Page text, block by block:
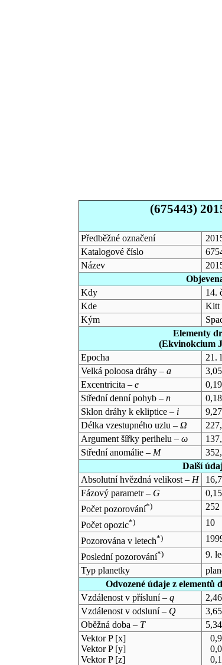
(675443)
Předběžné označení
Katalogové číslo
Název
Kdy
14.
Kde
Kitt
Kým
Elementy
(Ekvinokcium
Epocha
21.
Velká poloosa dráhy – a
Excentricita – e
Střední denní pohyb – n
Sklon dráhy k ekliptice – i
Délka vzestupného uzlu – Ω
Argument šířky perihelu – ω
Střední anomálie – M
Další
Absolutní hvězdná velikost – H
Fázový parametr – G
0,15
Počet pozorování*)
252
Počet opozic*)
10
Pozorována v letech*)
Poslední pozorování*)
9.
Typ planetky
Odvozené údaje z elementů
Vzdálenost v přísluní – q
Vzdálenost v odsluní – Q
Oběžná doba – T
Vektor P [x]
Vektor P [y]
Vektor P [z]